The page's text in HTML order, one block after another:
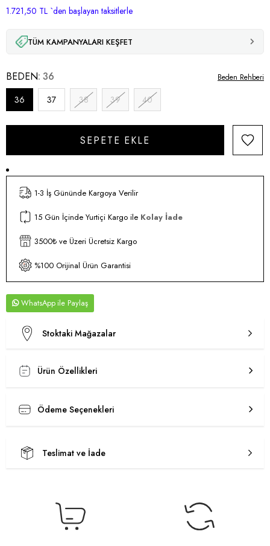
İndirim
1.721,50 TL `den başlayan taksitlerle
TÜM KAMPANYALARI KEŞFET
BEDEN 36
36 37 38 39 40
Beden Rehberi
1-3 İş Gününde Kargoya Verilir
15 Gün İçinde Yurtiçi Kargo ile Kolay İade
3500₺ ve Üzeri Ücretsiz Kargo
%100 Orijinal Ürün Garantisi
WhatsApp
Stoktaki Mağazalar
Ürün Özellikleri
Ödeme Seçenekleri
Teslimat ve İade